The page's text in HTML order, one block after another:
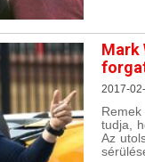
Mark
2017-
tudja,
Az